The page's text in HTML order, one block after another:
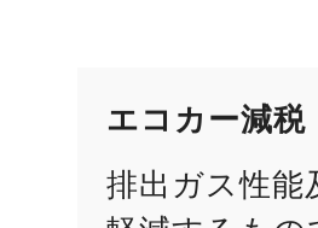
エコカー減税
排出ガス性能